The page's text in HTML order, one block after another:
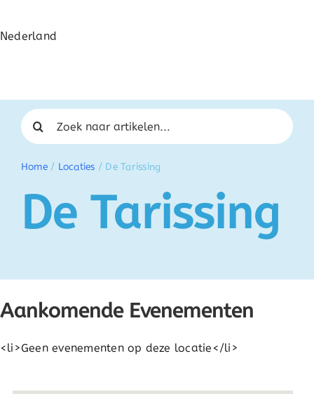
Nederland
Home/ Locaties / De Tarissing
De Tarissing
Zoeken naar:
Aankomende Evenementen
<li>Geen evenementen op deze locatie</li>